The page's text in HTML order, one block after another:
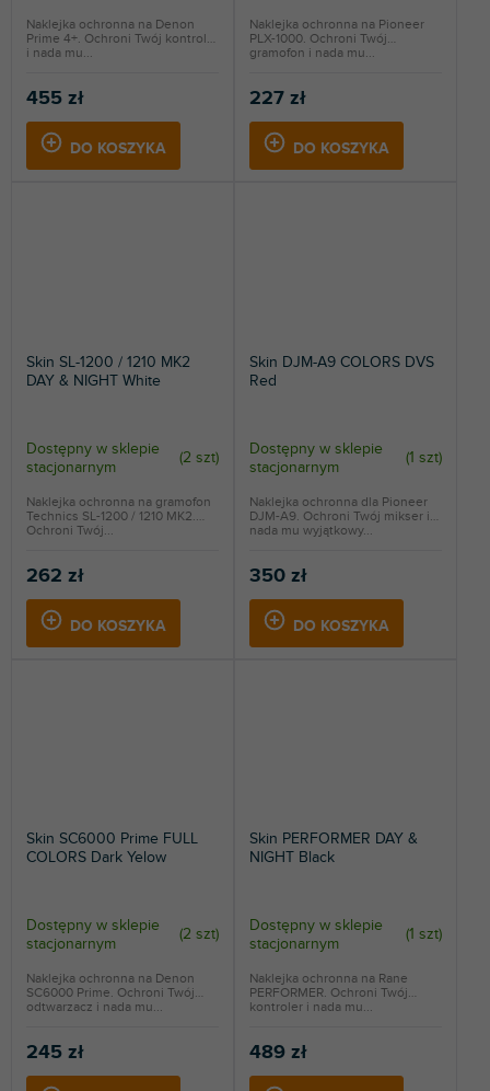
455 zł
DO KOSZYKA
Naklejka ochronna na Denon
Prime 4+. Ochroni Twój kontroler
i nada mu...
227 zł
DO KOSZYKA
Naklejka ochronna na Pioneer
PLX-1000. Ochroni Twój
gramofon i nada mu...
Skin SL-1200 / 1210 MK2
DAY & NIGHT White
Dostępny w sklepie
stacjonarnym
(2 szt)
262 zł
DO KOSZYKA
Naklejka ochronna na gramofon
Technics SL-1200 / 1210 MK2.
Ochroni Twój...
Skin DJM-A9 COLORS DVS
Red
Dostępny w sklepie
stacjonarnym
(1 szt)
350 zł
DO KOSZYKA
Naklejka ochronna dla Pioneer
DJM-A9. Ochroni Twój mikser i
nada mu wyjątkowy...
Skin SC6000 Prime FULL
COLORS Dark Yelow
Dostępny w sklepie
stacjonarnym
(2 szt)
245 zł
Naklejka ochronna na Denon
SC6000 Prime. Ochroni Twój
odtwarzacz i nada mu...
Skin PERFORMER DAY &
NIGHT Black
Dostępny w sklepie
stacjonarnym
(1 szt)
489 zł
Naklejka ochronna na Rane
PERFORMER. Ochroni Twój
kontroler i nada mu...